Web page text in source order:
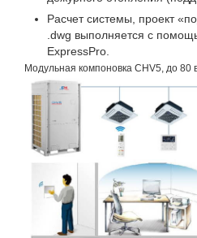
Расчет системы, проект
.dwg выполняется с
ExpressPro.
Модульная компоновка CHV5, до 80